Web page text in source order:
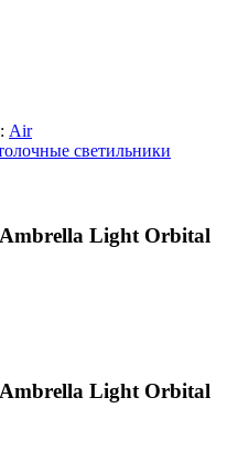
Air
светильники
Light Orbital
Light Orbital